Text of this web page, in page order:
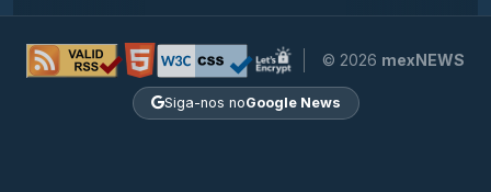
© 2026 mexNEWS
Siga-nos noGoogle News